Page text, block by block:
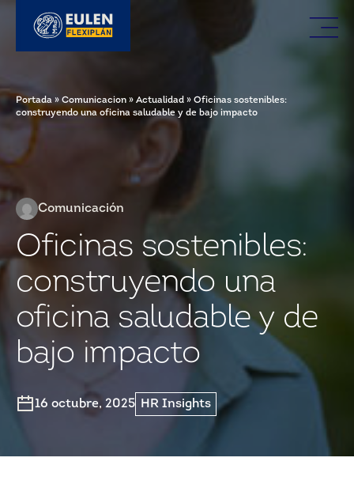
Portada » Comunicacion » Actualidad » Oficinas sostenibles:
construyendo una oficina saludable y de bajo impacto
Comunicación
Oficinas sostenibles:
construyendo una
oficina saludable y de
bajo impacto
16 octubre, 2025 HR Insights